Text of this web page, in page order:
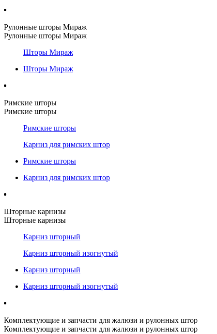
Рулонные шторы Мираж
Рулонные шторы Мираж
Шторы Мираж
Шторы Мираж
Римские шторы
Римские шторы
Римские шторы
Карниз для римских штор
Римские шторы
Карниз для римских штор
Шторные карнизы
Шторные карнизы
Карниз шторный
Карниз шторный изогнутый
Карниз шторный
Карниз шторный изогнутый
Комплектующие и запчасти для жалюзи и рулонных штор
Комплектующие и запчасти для жалюзи и рулонных штор